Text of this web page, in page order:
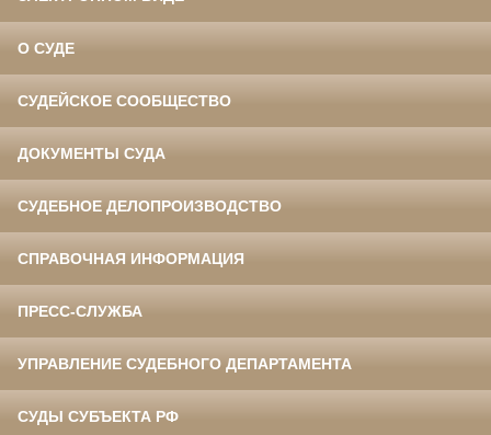
О СУДЕ
СУДЕЙСКОЕ СООБЩЕСТВО
ДОКУМЕНТЫ СУДА
СУДЕБНОЕ ДЕЛОПРОИЗВОДСТВО
СПРАВОЧНАЯ ИНФОРМАЦИЯ
ПРЕСС-СЛУЖБА
УПРАВЛЕНИЕ СУДЕБНОГО ДЕПАРТАМЕНТА
СУДЫ СУБЪЕКТА РФ